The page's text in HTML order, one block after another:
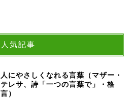
人気記事
人にやさしくなれる言葉（マザー・
テレサ、詩「一つの言葉で」・格
言）